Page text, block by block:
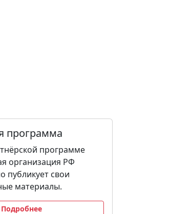
программа
программе
организация РФ
публикует свои
материалы.
Подробнее